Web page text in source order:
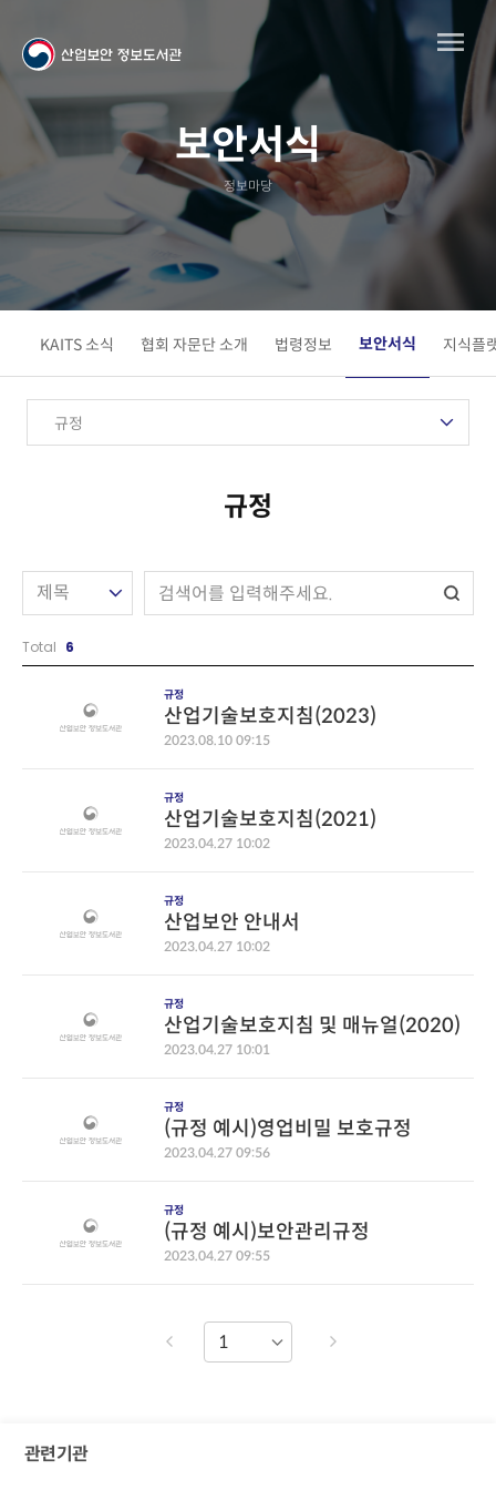
보안서식
정보마당
KAITS 소식 협회 자문단 소개 법령정보 보안서식 지식플
규정
Total 6
검
규정
산업기술보호지침(2023)
2023.08.10 09:15
규정
산업기술보호지침(2021)
2023.04.27 10:02
규정
산업보안 안내서
2023.04.27 10:02
규정
산업기술보호지침 및 매뉴얼(2020)
2023.04.27 10:01
규정
(규정 예시)영업비밀 보호규정
2023.04.27 09:56
규정
(규정 예시)보안관리규정
2023.04.27 09:55
관련기관